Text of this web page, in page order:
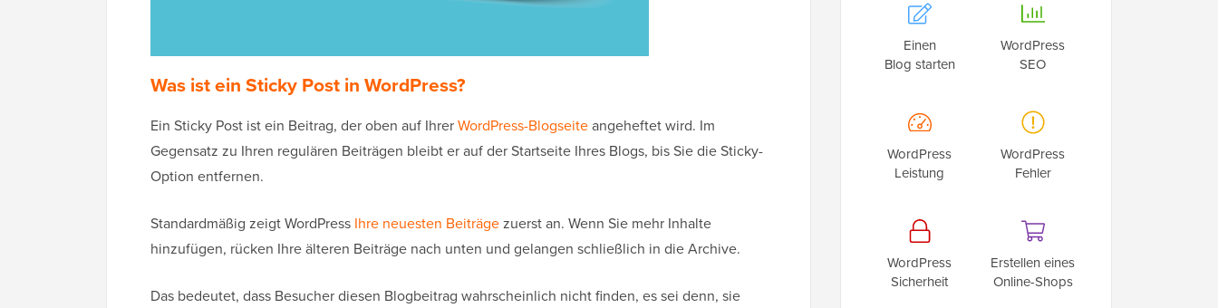
Was ist ein Sticky Post in WordPress?
Ein Sticky Post ist ein Beitrag, der oben auf IhrerWordPress-Blogseiteangeheftet wird. Im
Gegensatz zu Ihren regulären Beiträgen bleibt er auf der Startseite Ihres Blogs, bis Sie die Sticky-
Option entfernen.
Standardmäßig zeigt WordPress Ihre neuesten Beiträgezuerst an. Wenn Sie mehr Inhalte
hinzufügen, rücken Ihre älteren Beiträge nach unten und gelangen schließlich in die Archive.
Das bedeutet, dass Besucher diesen Blogbeitrag wahrscheinlich nicht finden, es sei denn, sie
Einen
Blog starten
WordPress
SEO
WordPress
Leistung
WordPress
Fehler
WordPress
Sicherheit
Erstellen eines
Online-Shops